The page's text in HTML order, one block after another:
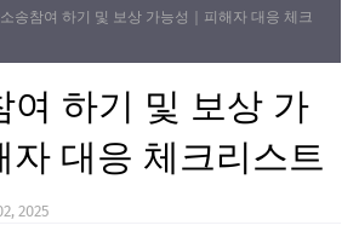
송참여 하기 및 보상 가능성｜피해자 대응 체크
여 하기 및 보상 가
자 대응 체크리스트
2025